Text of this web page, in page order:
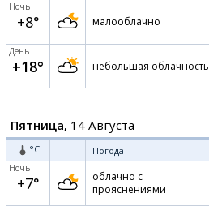
Ночь
+8° малооблачно
День
+18° небольшая облачность
Пятница, 14 Августа
°C Погода
Ночь
+7°
облачно с
прояснениями